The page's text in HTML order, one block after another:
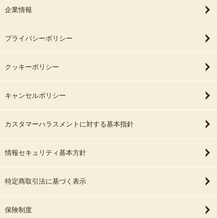
⛩️町田市「菅原神社」「町田天満宮」の撮影について
町田市在住で、両神社とも大好きな撮影スポットです
⛩️鶴岡八幡宮での撮影はお受けしていません
⛩️小野神社（多摩市）での撮影はお受けしていません
現地で集合 → 撮影 → 現地で解散
人が多い神社などでは
「お待ち合わせ場所」をご指定ください。
お客さまに、ダウンロードしていただきます。
ダウンロード期限は90日（約３か月）だったと思います。
🎈お子さんの写真嫌いが心配
「人見知り」をしてしまうお子さんも多いですね。
お子さんの「生き生きとした表情」を撮影するために、パパとママ
にお願いしたいことがあります。
「写真を撮られるのって楽しい‼️」
という姿をお子さんに見せてあげてください。
正反対に、NGなのは・・・
「大人は写さないで、子どもだけ撮って下さい」
と言ってしまうことです。
企業情報
プライバシーポリシー
クッキーポリシー
キャンセルポリシー
カスタマーハラスメントに対する基本指針
情報セキュリティ基本方針
特定商取引法に基づく表示
保険制度